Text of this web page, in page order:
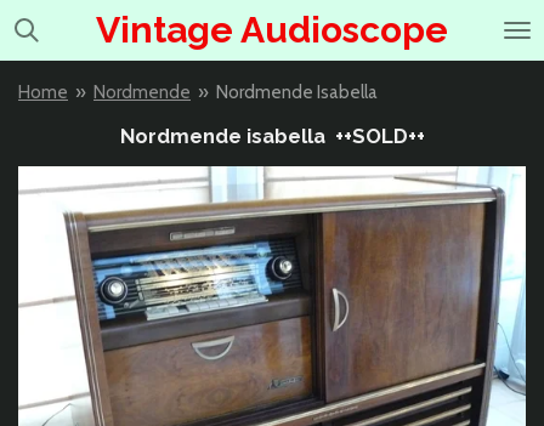
Ga
de
Vintage Audioscope
Home » Nordmende » Nordmende Isabella
Nordmende isabella ++SOLD++